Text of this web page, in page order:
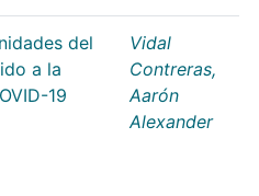
del
a la
19
Vidal
Contreras,
Aarón
Alexander